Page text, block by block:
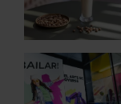
à
Bombas
d’horchata
à
Alboraya
avec
Món
Orxata
Exposition
¡Bailar!